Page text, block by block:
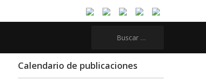
Calendario de publicaciones